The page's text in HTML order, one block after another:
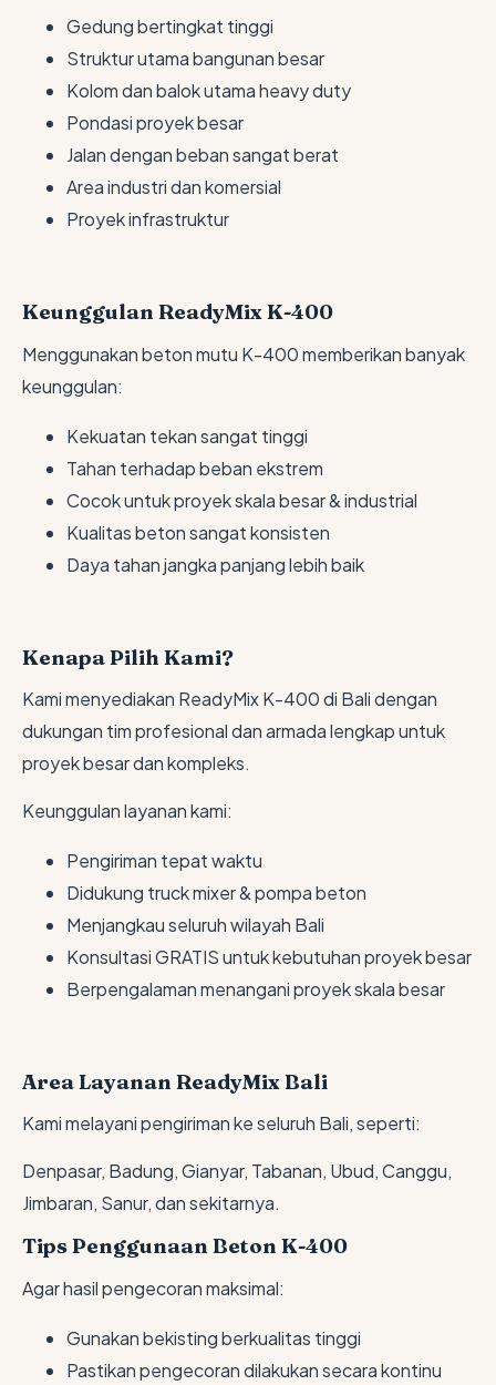
Gedung bertingkat tinggi
Struktur utama bangunan besar
Kolom dan balok utama heavy duty
Pondasi proyek besar
Jalan dengan beban sangat berat
Area industri dan komersial
Proyek infrastruktur
Keunggulan ReadyMix K-400
Menggunakan beton mutu K-400 memberikan banyak
keunggulan:
Kekuatan tekan sangat tinggi
Tahan terhadap beban ekstrem
Cocok untuk proyek skala besar & industrial
Kualitas beton sangat konsisten
Daya tahan jangka panjang lebih baik
Kenapa Pilih Kami?
Kami menyediakan ReadyMix K-400 di Bali dengan
dukungan tim profesional dan armada lengkap untuk
proyek besar dan kompleks.
Keunggulan layanan kami:
Pengiriman tepat waktu
Didukung truck mixer & pompa beton
Menjangkau seluruh wilayah Bali
Konsultasi GRATIS untuk kebutuhan proyek besar
Berpengalaman menangani proyek skala besar
Area Layanan ReadyMix Bali
Kami melayani pengiriman ke seluruh Bali, seperti:
Denpasar, Badung, Gianyar, Tabanan, Ubud, Canggu,
Jimbaran, Sanur, dan sekitarnya.
Tips Penggunaan Beton K-400
Agar hasil pengecoran maksimal:
Gunakan bekisting berkualitas tinggi
Pastikan pengecoran dilakukan secara kontinu